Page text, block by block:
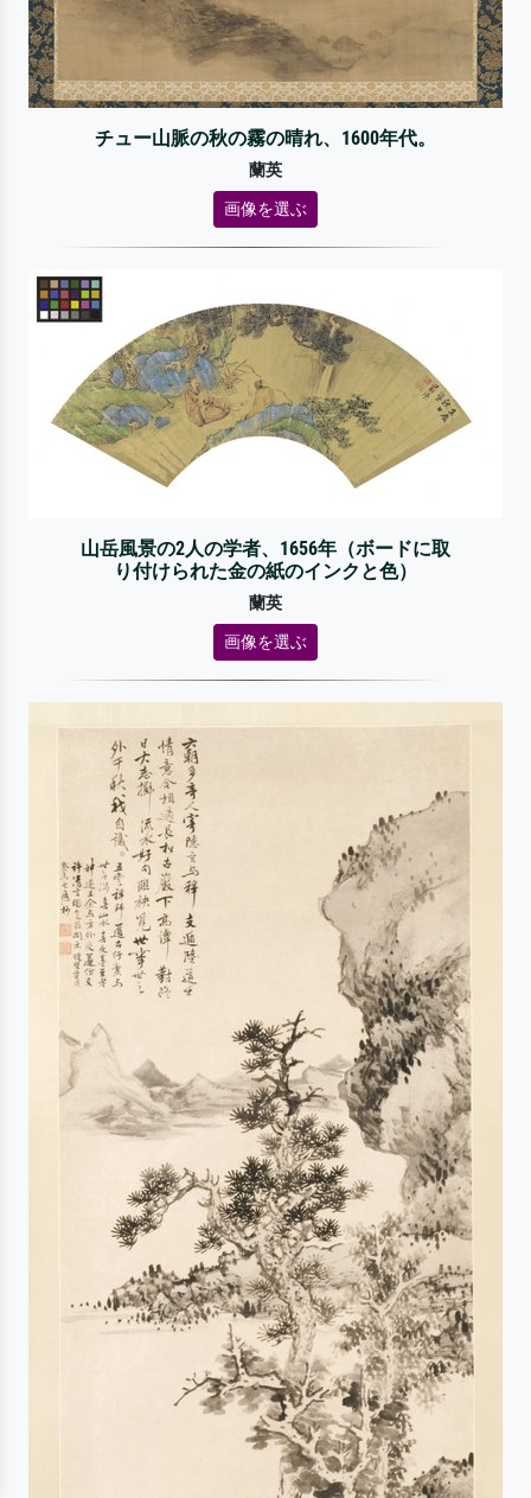
チュー山脈の秋の霧の晴れ、1600年代。
蘭英
画像を選ぶ
山岳風景の2人の学者、1656年（ボードに取
り付けられた金の紙のインクと色）
蘭英
画像を選ぶ